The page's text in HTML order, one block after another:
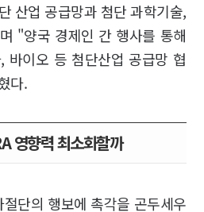
산업 공급망과 첨단 과학기술,
"양국 경제인 간 행사를 통해
바이오 등 첨단산업 공급망 협
다.
영향력 최소화할까
단의 행보에 촉각을 곤두세우